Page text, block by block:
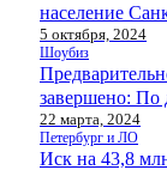
население
5 октября, 2024
Шоубиз
завершено: По
22 марта, 2024
Петербург и ЛО
Иск на 43,8